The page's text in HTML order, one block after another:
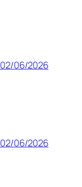
02/06/2026
02/06/2026